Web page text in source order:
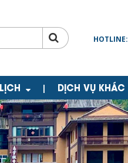
HOTLINE:
| DỊCH VỤ KHÁC